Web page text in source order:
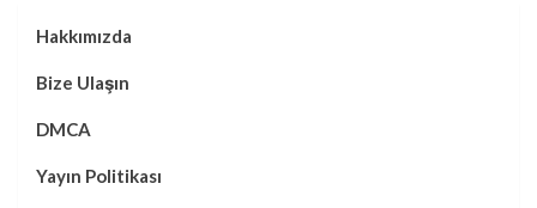
Hakkımızda
Bize Ulaşın
DMCA
Yayın Politikası